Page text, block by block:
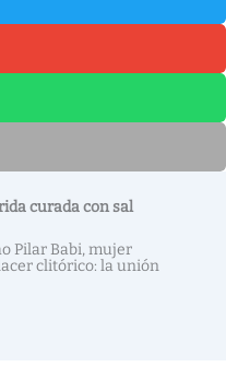
curada con sal
Pilar Babi, mujer
clitórico: la unión